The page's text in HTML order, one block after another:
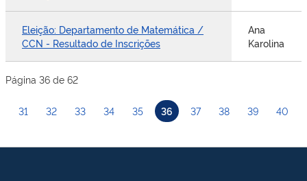
Eleição: Departamento de Matemática /
CCN - Resultado de Inscrições
Ana
Karolina
Página 36 de 62
31 32 33 34 35 36 37 38 39 40